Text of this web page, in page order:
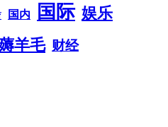
国内 国际 娱乐
羊毛 财经